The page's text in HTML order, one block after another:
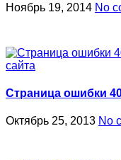
Ноябрь 19, 2014 No
Страница ошибки
Октябрь 25, 2013 No